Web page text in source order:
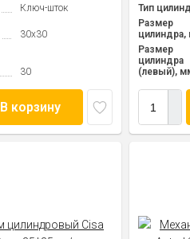
Ключ-шток
30x30
30
В корзину
Тип
Размер
Размер
цилиндра
(левый),